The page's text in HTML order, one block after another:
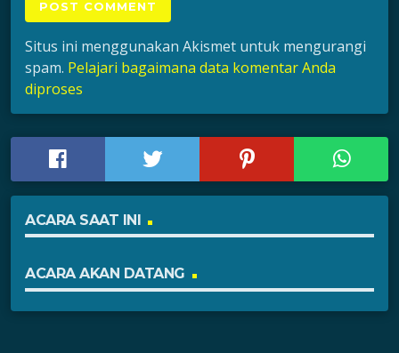
Situs ini menggunakan Akismet untuk mengurangi
spam. Pelajari bagaimana data komentar Anda
diproses
ACARA SAAT INI
ACARA AKAN DATANG